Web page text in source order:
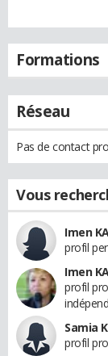
Formations
Réseau
Pas de contact
Vous
Imen
profil
Imen
profil
Samia
profil